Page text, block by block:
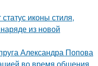
иконы стиля,
из новой
Александра Попова